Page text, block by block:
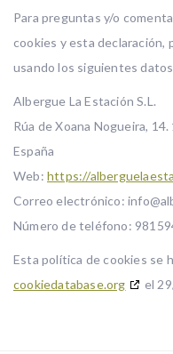
Para preguntas y/o
cookies y esta declaración,
usando los siguientes
Albergue La Estación S.L.
Rúa de Xoana Nogueira,
España
Web: https://
Correo electrónico: info@
Número de teléfono:
Esta política de cookies se
cookiedatabase.org
el